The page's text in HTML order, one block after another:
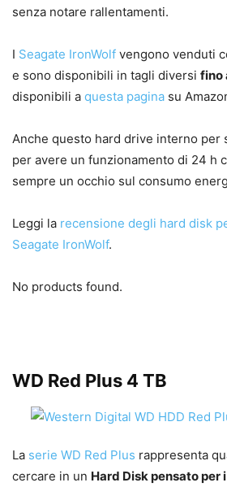
senza notare rallentamenti.
I Seagate IronWolf vengono venduti
e sono disponibili in tagli diversi fino
disponibili a questa pagina su
Anche questo hard drive interno per
per avere un funzionamento di 24 h
sempre un occhio sul consumo
Leggi la recensione degli hard disk
Seagate IronWolf.
No products found.
WD Red Plus 4 TB
La serie WD Red Plus rappresenta
cercare in un Hard Disk pensato per